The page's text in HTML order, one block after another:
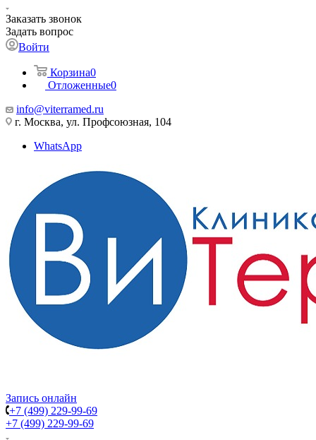
Заказать звонок
Задать вопрос
Войти
Корзина0
Отложенные0
info@viterramed.ru
г. Москва, ул. Профсоюзная, 104
WhatsApp
Запись онлайн
+7 (499) 229-99-69
+7 (499) 229-99-69